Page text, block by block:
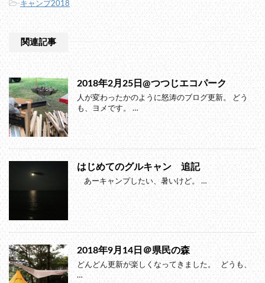
-キャンプ2018
関連記事
2018年2月25日@つつじエコパーク
人が変わったかのように怒涛のブログ更新。 どう
も、ヨメです。 …
はじめてのグルキャン 追記
あーキャンプしたい、暑いけど。 …
2018年9月14日＠県民の森
どんどん更新が楽しくなってきました。 どうも、
…